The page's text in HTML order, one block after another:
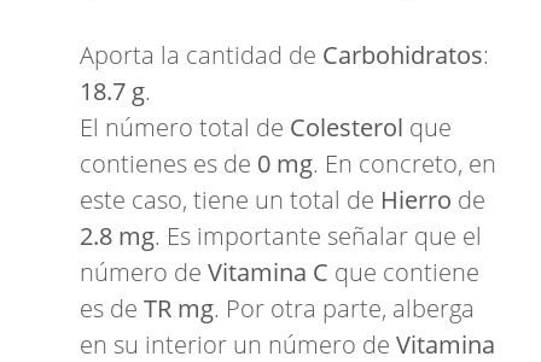
Aporta la cantidad de Carbohidratos:
18.7 g.
El número total de Colesterol que
contienes es de 0 mg. En concreto, en
este caso, tiene un total de Hierro de
2.8 mg. Es importante señalar que el
número de Vitamina C que contiene
es de TR mg. Por otra parte, alberga
en su interior un número de Vitamina